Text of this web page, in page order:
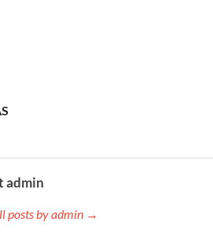
admin
posts by admin →